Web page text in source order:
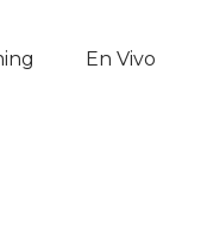
En Vivo